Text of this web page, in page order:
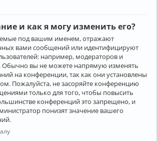
и как я могу изменить его?
под вашим именем, отражают
вами сообщений или идентифицируют
например, модераторов и
Обычно вы не можете напрямую изменять
на конференции, так как они установлены
Пожалуйста, не засоряйте конференцию
только для того, чтобы повысить
конференций это запрещено, и
понизят значение вашего